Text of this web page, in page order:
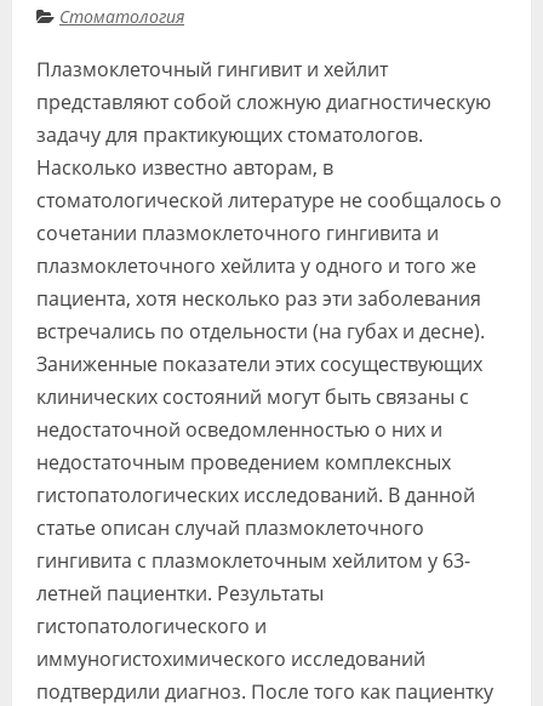
Видео
Форум
Специалисты
Галерея
Блоги
Лаборатории
Стоматология
Плазмоклеточный гингивит и хейлит
представляют собой сложную диагностическую
задачу для практикующих стоматологов.
Насколько известно авторам, в
стоматологической литературе не сообщалось о
сочетании плазмоклеточного гингивита и
плазмоклеточного хейлита у одного и того же
пациента, хотя несколько раз эти заболевания
встречались по отдельности (на губах и десне).
Заниженные показатели этих сосуществующих
клинических состояний могут быть связаны с
недостаточной осведомленностью о них и
недостаточным проведением комплексных
гистопатологических исследований. В данной
статье описан случай плазмоклеточного
гингивита с плазмоклеточным хейлитом у 63-
летней пациентки. Результаты
гистопатологического и
иммуногистохимического исследований
подтвердили диагноз. После того как пациентку